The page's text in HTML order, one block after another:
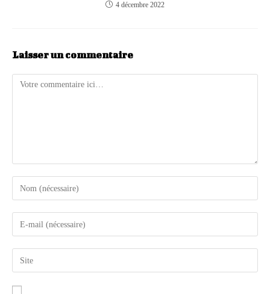
4 décembre 2022
Laisser un commentaire